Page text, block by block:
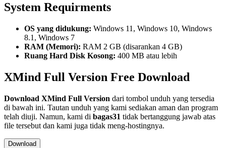
System Requirments
OS yang didukung: Windows 11, Windows 10, Windows
8.1, Windows 7
RAM (Memori): RAM 2 GB (disarankan 4 GB)
Ruang Hard Disk Kosong: 400 MB atau lebih
XMind Full Version Free Download
Download XMind Full Version dari tombol unduh yang tersedia
di bawah ini. Tautan unduh yang kami sediakan aman dan program
telah diuji. Namun, kami di bagas31 tidak bertanggung jawab atas
file tersebut dan kami juga tidak meng-hostingnya.
Download